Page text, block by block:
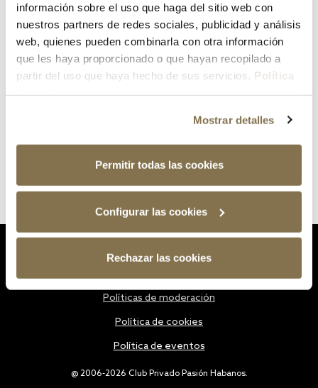
información sobre el uso que haga del sitio web con
nuestros partners de redes sociales, publicidad y análisis
web, quienes pueden combinarla con otra información
que les haya proporcionado o que hayan recopilado a
partir del uso que haya hecho de sus servicios. Política
Mostrar detalles
Permitir todas las cookies
Configurar las cookies
Rechazar las cookies
¿Has olvidado tu contraseña?
@ 2006-2026 Club Privado Pasión Habanos.
Políticas de moderación
Política de cookies
Política de eventos